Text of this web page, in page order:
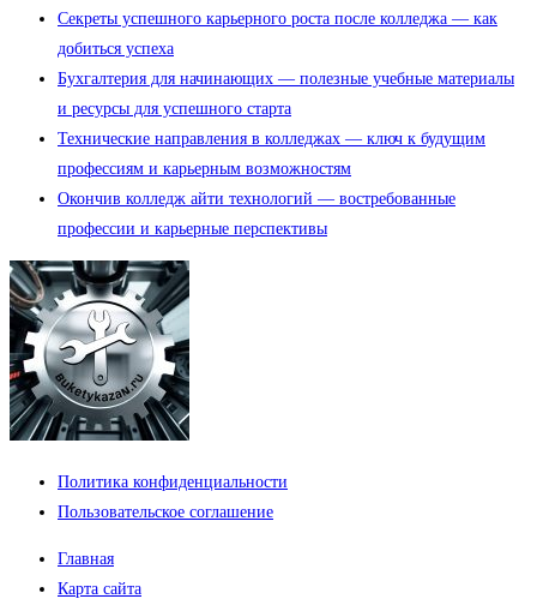
Секреты успешного карьерного роста после колледжа — как
добиться успеха
Бухгалтерия для начинающих — полезные учебные материалы
и ресурсы для успешного старта
Технические направления в колледжах — ключ к будущим
профессиям и карьерным возможностям
Окончив колледж айти технологий — востребованные
профессии и карьерные перспективы
Политика конфиденциальности
Пользовательское соглашение
Главная
Карта сайта